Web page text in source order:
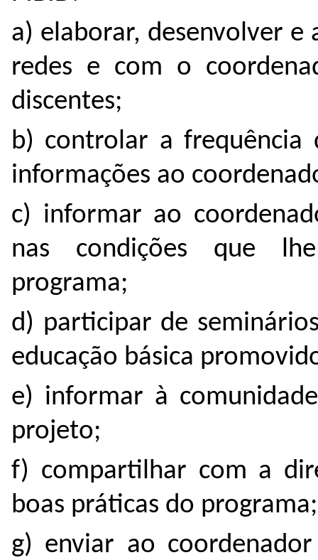
a) elaborar, desenvolver e
redes e com o
discentes;
b) controlar a frequência
informações ao
c) informar ao
nas condições que
programa;
d) participar de
educação básica
e) informar à
projeto;
f) compartilhar com a
boas práticas do programa;
g) enviar ao